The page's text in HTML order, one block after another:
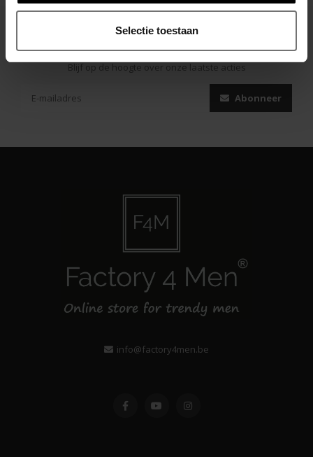
Selectie toestaan
Abonneer je op onze nieuwsbrief
Blijf op de hoogte over onze laatste acties
Abonneer
info@factory4men.be